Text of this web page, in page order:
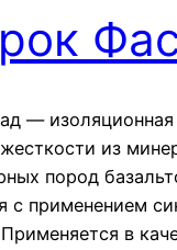
— изоляционная
из
пород
с применением
в